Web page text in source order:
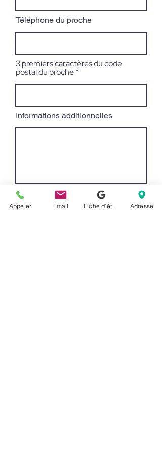
Téléphone du proche
3 premiers caractères du code
postal du proche
Informations additionnelles
J’ai obtenu le consentement de
la personne référée concernant
le recueil, la conservation et
Appeler Email Adresse